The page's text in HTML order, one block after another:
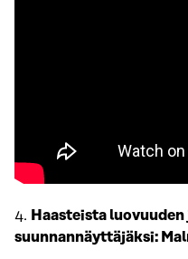
4. Haasteista
suunnannäyttäjäksi: